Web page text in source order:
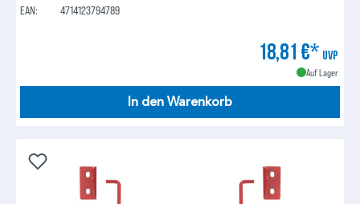
EAN:
4714123794789
18,81 €* UVP
Auf Lager
In den Warenkorb